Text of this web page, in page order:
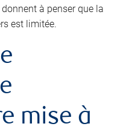
à penser que la
est limitée.
mise à